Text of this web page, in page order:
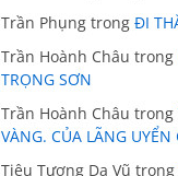
Trần Phụng trong ĐI
Trần Hoành Châu trong
TRỌNG SƠN
Trần Hoành Châu trong
VÀNG. CỦA LÃNG UYỂN
Tiêu Tương Dạ Vũ trong